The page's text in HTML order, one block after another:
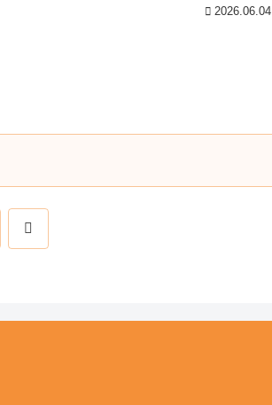
2026.06.04
次